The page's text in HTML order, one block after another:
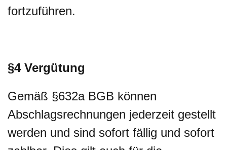
fortzuführen.
§4 Vergütung
Gemäß §632a BGB können
Abschlagsrechnungen jederzeit gestellt
werden und sind sofort fällig und sofort